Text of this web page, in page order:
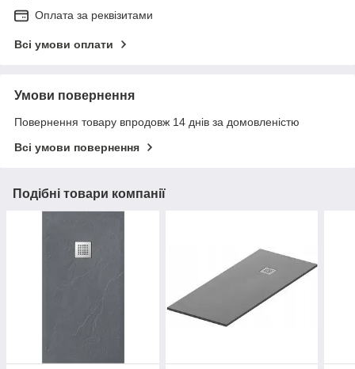
Оплата за реквізитами
Всі умови оплати
Умови повернення
Повернення товару впродовж 14 днів за домовленістю
Всі умови повернення
Подібні товари компанії